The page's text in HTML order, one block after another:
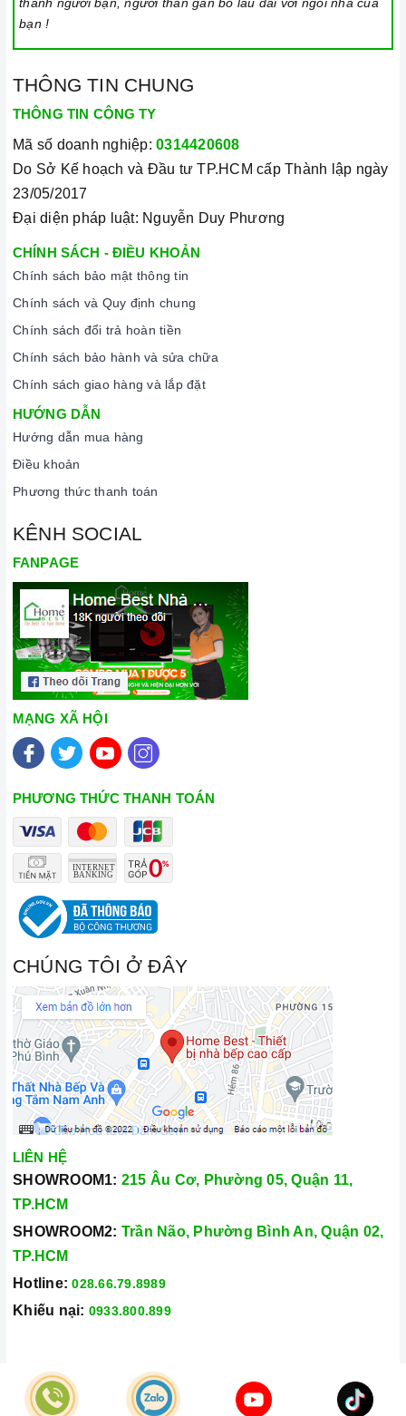
thành người bạn, người thân gắn bó lâu dài với ngôi nhà của
bạn !
THÔNG TIN CHUNG
THÔNG TIN CÔNG TY
Mã số doanh nghiệp: 0314420608
Do Sở Kế hoạch và Đầu tư TP.HCM cấp Thành lập ngày
23/05/2017
Đại diện pháp luật: Nguyễn Duy Phương
CHÍNH SÁCH - ĐIỀU KHOẢN
Chính sách bảo mật thông tin
Chính sách và Quy định chung
Chính sách đổi trả hoàn tiền
Chính sách bảo hành và sửa chữa
Chính sách giao hàng và lắp đặt
HƯỚNG DẪN
Hướng dẫn mua hàng
Điều khoản
Phương thức thanh toán
KÊNH SOCIAL
FANPAGE
MẠNG XÃ HỘI
PHƯƠNG THỨC THANH TOÁN
CHÚNG TÔI Ở ĐÂY
LIÊN HỆ
SHOWROOM1: 215 Âu Cơ, Phường 05, Quận 11,
TP.HCM
SHOWROOM2: Trần Não, Phường Bình An, Quận 02,
TP.HCM
Hotline: 028.66.79.8989
Khiếu nại: 0933.800.899
© Bản quyền thuộc vềCông Ty TNHH Home Best Việt Nam
Cung cấp bởi
Sapo